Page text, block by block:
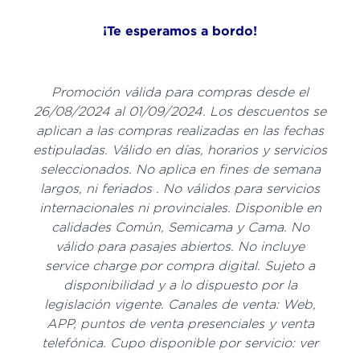
¡Te esperamos a bordo!
Promoción válida para compras desde el
26/08/2024 al 01/09/2024. Los descuentos se
aplican a las compras realizadas en las fechas
estipuladas. Válido en días, horarios y servicios
seleccionados. No aplica en fines de semana
largos, ni feriados . No válidos para servicios
internacionales ni provinciales. Disponible en
calidades Común, Semicama y Cama. No
válido para pasajes abiertos. No incluye
service charge por compra digital. Sujeto a
disponibilidad y a lo dispuesto por la
legislación vigente. Canales de venta: Web,
APP, puntos de venta presenciales y venta
telefónica. Cupo disponible por servicio: ver